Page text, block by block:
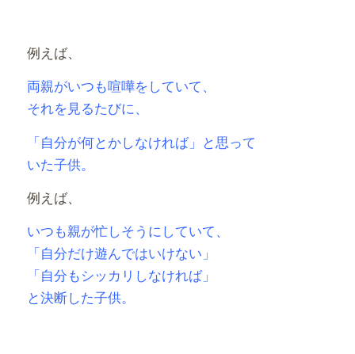
例えば、
両親がいつも喧嘩をしていて、
それを見るたびに、
「自分が何とかしなければ」と思って
いた子供。
例えば、
いつも親が忙しそうにしていて、
「自分だけ遊んではいけない」
「自分もシッカリしなければ」
と決断した子供。